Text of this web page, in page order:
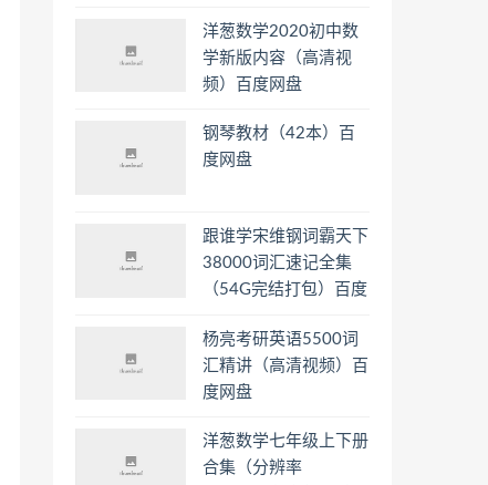
洋葱数学2020初中数
学新版内容（高清视
频）百度网盘
钢琴教材（42本）百
度网盘
跟谁学宋维钢词霸天下
38000词汇速记全集
（54G完结打包）百度
杨亮考研英语5500词
汇精讲（高清视频）百
度网盘
洋葱数学七年级上下册
合集（分辨率